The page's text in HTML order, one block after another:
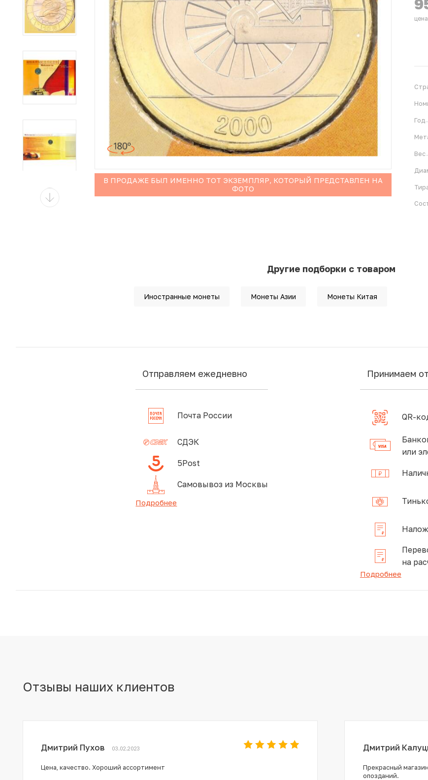
Иностранные монеты
Неофициальные выпуски монет (Unusual)
Античные и средневековые монеты
Наборы монет
В ПРОДАЖЕ БЫЛ ИМЕННО ТОТ ЭКЗЕМПЛЯР, КОТОРЫЙ ПРЕДСТАВЛЕН НА
ФОТО
Год
Вес
Другие подборки с товаром
Иностранные монеты Монеты Азии Монеты Китая
Отправляем ежедневно
Почта России
СДЭК
5Post
Самовывоз из Москвы
Подробнее
Принимаем
QR-
или
на
Подробнее
Отзывы наших клиентов
Дмитрий Пухов 03.02.2023
Цена, качество. Хороший ассортимент
Дмитрий
Прекрасный
опозданий.